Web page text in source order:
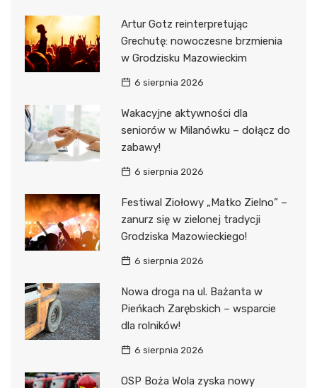
Artur Gotz reinterpretując
Grechutę: nowoczesne brzmienia
w Grodzisku Mazowieckim
6 sierpnia 2026
Wakacyjne aktywności dla
seniorów w Milanówku – dołącz do
zabawy!
6 sierpnia 2026
Festiwal Ziołowy „Matko Zielno” –
zanurz się w zielonej tradycji
Grodziska Mazowieckiego!
6 sierpnia 2026
Nowa droga na ul. Bażanta w
Pieńkach Zarębskich – wsparcie
dla rolników!
6 sierpnia 2026
OSP Boża Wola zyska nowy